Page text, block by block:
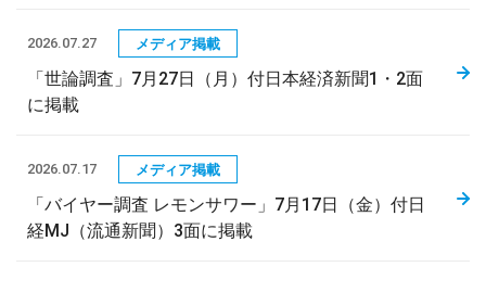
2026.07.27 メディア掲載
「世論調査」7月27日（月）付日本経済新聞1・2面
に掲載
2026.07.17 メディア掲載
「バイヤー調査 レモンサワー」7月17日（金）付日
経MJ（流通新聞）3面に掲載